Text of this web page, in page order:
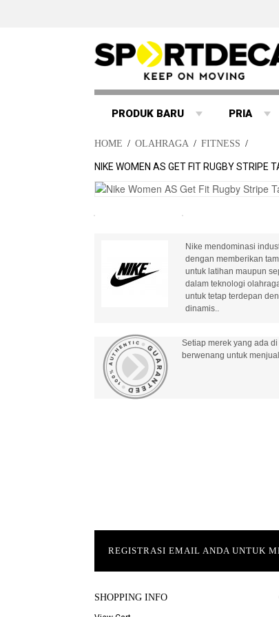
PRODUK BARU PRIA
HOME / OLAHRAGA / FITNESS /
NIKE WOMEN AS GET FIT RUGBY STRIPE
Nike mendominasi
dengan memberikan
untuk latihan maupun
dalam teknologi
untuk tetap terdepan
dinamis..
Setiap merek yang ada
berwenang untuk
REGISTRASI EMAIL ANDA UNTUK
SHOPPING INFO